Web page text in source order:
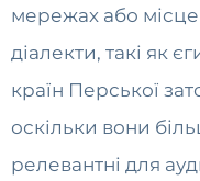
мережах або
діалекти, такі як
країн Перської
оскільки вони
релевантні для